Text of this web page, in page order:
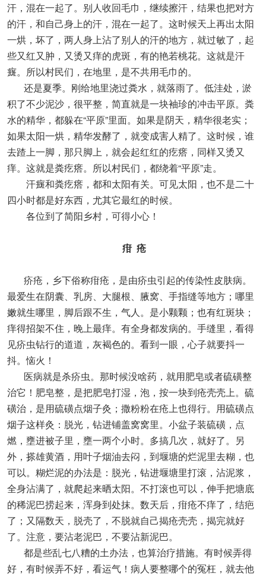
汗，混在一起了。别人收回毛巾，继续擦汗，结果也把对方
的汗，和自己身上的汗，混在一起了。这时候天上再出太阳
一烘，坏了，两人身上沾了别人的汗的地方，就过敏了，起
些又红又肿，又烫又痒的虎斑，有的艳若桃花。这就是汗
癍。所以村民们，在地里，是不共用毛巾的。
还是夏季。刚给地里浇过粪水，就落雨了。低洼处，淤
积了不少泥沙，很平整，简直就是一块袖珍的冲击平原。粪
水的精华，都躲在“平原”里面。如果是阴天，精华很老实；
如果太阳一烘，精华发酵了，就变成害人精了。这时候，谁
去蹅上一脚，那只脚上，就会起红红的疙瘩，同样又烫又
痒。这就是粪疙瘩。所以村民们，都绕着“平原”走。
汗癍和粪疙瘩，都和太阳有关。可见太阳，也不是二十
四小时都是好东西，尤其它最红的时候。
各位到了简阳乡村，可得小心！
疳 疮
疥疮，乡下俗称疳疮，是由疥虫引起的传染性皮肤病。
最爱生在阴囊、乳房、大腿根、腋窝、手指缝等地方；哪里
嫩就生哪里，脚后跟不生，气人。是小颗颗；也有红斑块；
痒得招架不住，晚上最痒。有全身都发病的。手缝里，看得
见疥虫钻行的道道，灰褐色的。看到一眼，心子就要抖一
抖。恼火！
医病就是杀疥虫。那时候没啥药，就用肥皂或者硫磺整
治它！肥皂整，是把肥皂打湿，泡，按一块到疮壳壳上。硫
磺治，是用硫磺点烟子灸；撒粉粉在疮上也得行。用硫磺点
烟子这样灸：脱光，钻进铺盖窝窝里。小盆子装硫磺，点
燃，壅进被子里，壅一两个小时。多搞几次，就好了。另
外，搽雄黄酒，用叶子烟油去闷，到堰塘的烂泥里去糊，也
可以。糊烂泥的办法是：脱光，钻进堰塘里打滚，沾泥浆，
全身沾满了，就爬起来晒太阳。不打滚也可以，伸手把塘底
的稀泥巴捞起来，浑身到处抹。数天后，疳疮不痒了，结疤
了；又隔数天，脱壳了，不脱就自己揭疮壳壳，揭完就好
了。注意，要沾老泥巴，不要沾新泥巴。
都是些乱七八糟的土办法，也算治疗措施。有时候弄得
好，有时候弄不好，看运气！病人要整哪个的冤枉，就去他